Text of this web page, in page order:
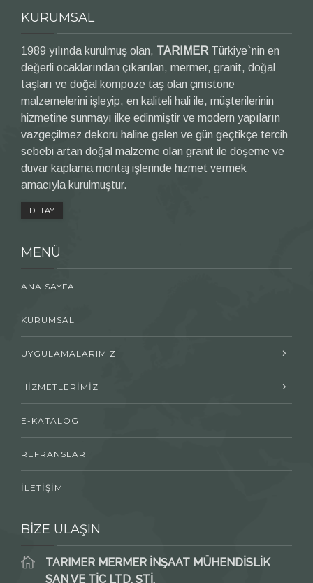
KURUMSAL
1989 yılında kurulmuş olan, TARIMER Türkiye`nin en
değerli ocaklarından çıkarılan, mermer, granit, doğal
taşları ve doğal kompoze taş olan çimstone
malzemelerini işleyip, en kaliteli hali ile, müşterilerinin
hizmetine sunmayı ilke edinmiştir ve modern yapıların
vazgeçilmez dekoru haline gelen ve gün geçtikçe tercih
sebebi artan doğal malzeme olan granit ile döşeme ve
duvar kaplama montaj işlerinde hizmet vermek
amacıyla kurulmuştur.
DETAY
MENÜ
ANA SAYFA
KURUMSAL
UYGULAMALARIMIZ
HİZMETLERİMİZ
E-KATALOG
REFRANSLAR
İLETİŞİM
BİZE ULAŞIN
TARIMER MERMER İNŞAAT MÜHENDİSLİK
SAN VE TİC LTD. ŞTİ.